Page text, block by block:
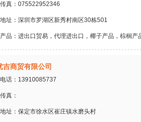
真：075522952346
址：深圳市罗湖区新秀村南区30栋501
品：进出口贸易，代理进出口，椰子产品，棕榈产
吉商贸有限公司
话：13910085737
真：
址：保定市徐水区崔庄镇水磨头村